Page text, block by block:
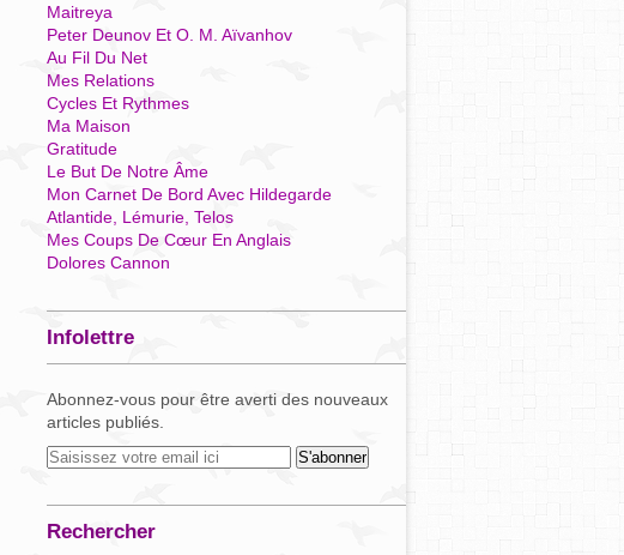
Maitreya
Peter Deunov Et O. M. Aïvanhov
Au Fil Du Net
Mes Relations
Cycles Et Rythmes
Ma Maison
Gratitude
Le But De Notre Âme
Mon Carnet De Bord Avec Hildegarde
Atlantide, Lémurie, Telos
Mes Coups De Cœur En Anglais
Dolores Cannon
Infolettre
Abonnez-vous pour être averti des nouveaux
articles publiés.
Rechercher